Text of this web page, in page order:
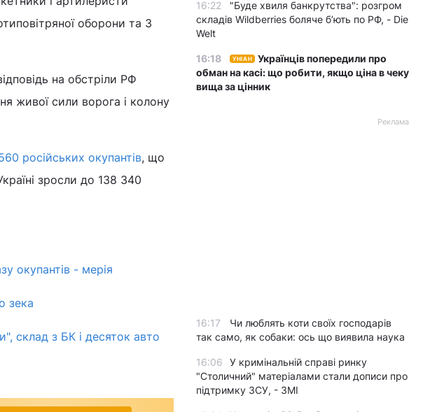
оборони та 3
на обстріли РФ
живої сили ворога і колону
російських окупантів, що
зросли до 138 340
окупантів - мерія
зека
склад з БК і десяток авто
16:22
"Буде хвиля банкрутства": розгром
складів Wildberries боляче бʼють по РФ, - Die
Welt
16:18 УНІАН
Українців попередили про
обман на касі: що робити, якщо ціна в чеку
вища за цінник
Реклама
16:17
Чи люблять коти своїх господарів
так само, як собаки: ось що виявила наука
16:06
У кримінальній справі ринку
"Столичний" матеріалами стали дописи про
підтримку ЗСУ, - ЗМІ